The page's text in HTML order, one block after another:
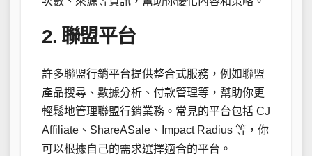
2. 聯盟平台
許多聯盟行銷平台提供整合式服務，例如聯盟
產品搜尋、數據分析、付款管理等，幫助你更
輕鬆地管理聯盟行銷業務。常見的平台包括 CJ
Affiliate、ShareASale、Impact Radius 等，你
可以根據自己的需求選擇適合的平台。